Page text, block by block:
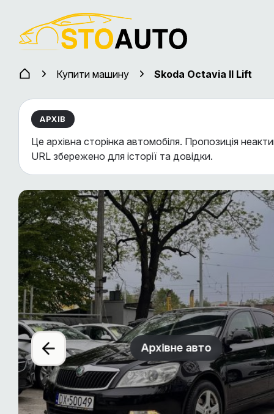
Купити машину Skoda Octavia II Lift
АРХІВ
Це архівна сторінка автомобіля. Пропозиція
URL збережено для історії та довідки.
Архівне авто